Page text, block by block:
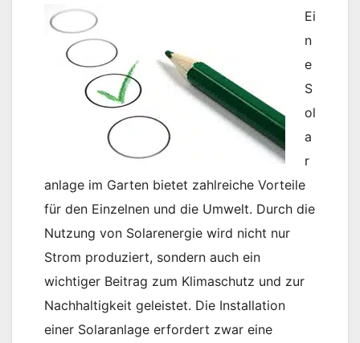
Ei
n
e
S
ol
a
r
anlage im Garten bietet zahlreiche Vorteile
für den Einzelnen und die Umwelt. Durch die
Nutzung von Solarenergie wird nicht nur
Strom produziert, sondern auch ein
wichtiger Beitrag zum Klimaschutz und zur
Nachhaltigkeit geleistet. Die Installation
einer Solaranlage erfordert zwar eine